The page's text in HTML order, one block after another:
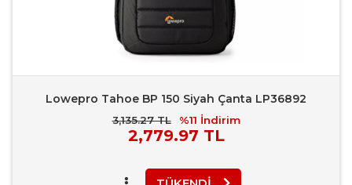
Lowepro Tahoe BP 150 Siyah Çanta LP36892
Piyasa
Fiyatı
2,779.97 TL
%11 İndirim
3,135.27 TL